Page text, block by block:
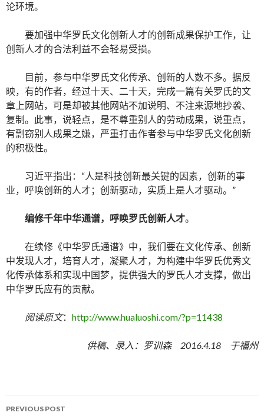
论环境。
要加强中华罗氏文化创新人才的创新成果保护工作，让
创新人才的合法利益不会轻易受损。
目前，参与中华罗氏文化传承、创新的人数不多。据反
映，有的作者，经过十天、二十天，完成一篇有关罗氏的文
章上网站，可是却被其他网站不加说明、不注来源地抄袭、
复制。此事，说轻点，是不尊重别人的劳动成果，说重点，
有剽窃别人成果之嫌，严重打击作者参与中华罗氏文化创新
的积极性。
习近平指出：“人是科技创新最关键的因素，创新的事
业，呼唤创新的人才；创新驱动，实质上是人才驱动。”
编修千年中华通谱，呼唤罗氏创新人才。
在续修《中华罗氏通谱》中，我们要在文化传承、创新
中发现人才，培育人才，凝聚人才，为构建中华罗氏优秀文
化传承体系和实现中国梦，提供强大的罗氏人才支撑，做出
中华罗氏应有的贡献。
阅读原文： http://www.hualuoshi.com/?p=11438
供稿、录入：罗训森 2016.4.18 于福州
PREVIOUS POST